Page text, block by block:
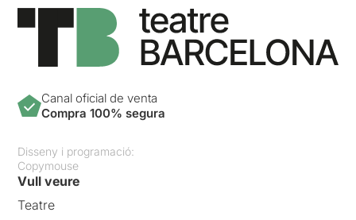
Canal oficial de venta
Compra 100% segura
Disseny i programació:
Copymouse
Vull veure
Teatre